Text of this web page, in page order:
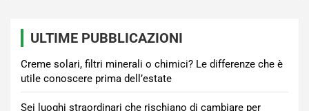
ULTIME PUBBLICAZIONI
Creme solari, filtri minerali o chimici? Le differenze che è
utile conoscere prima dell’estate
Sei luoghi straordinari che rischiano di cambiare per